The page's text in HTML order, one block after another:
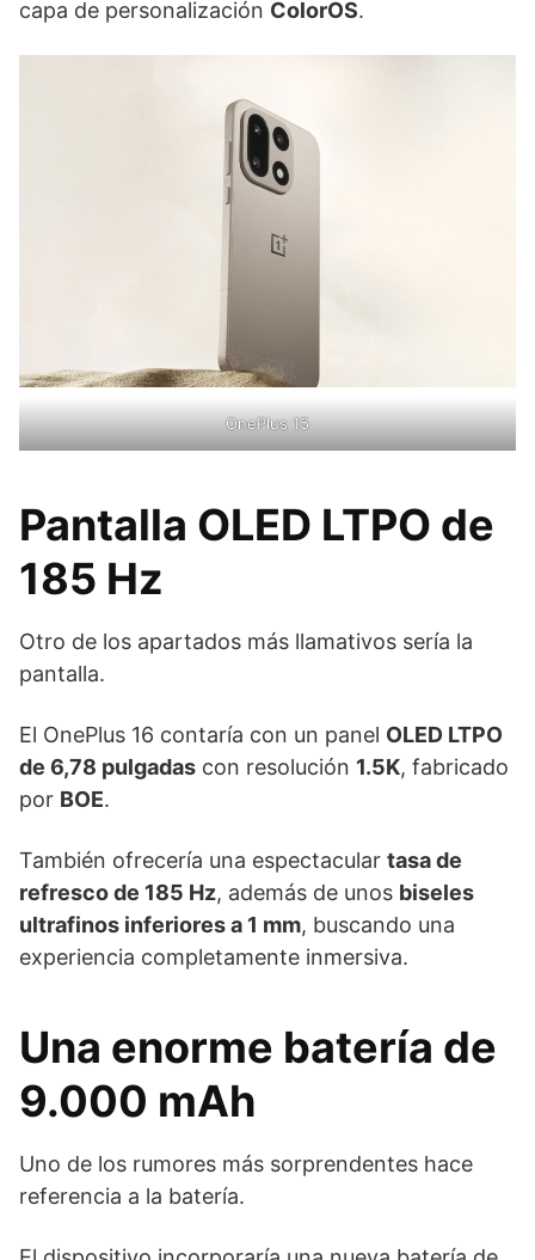
capa de personalización ColorOS.
OnePlus 15
Pantalla OLED LTPO de
185 Hz
Otro de los apartados más llamativos sería la
pantalla.
El OnePlus 16 contaría con un panel OLED LTPO
de 6,78 pulgadas con resolución 1.5K, fabricado
por BOE.
También ofrecería una espectacular tasa de
refresco de 185 Hz, además de unos biseles
ultrafinos inferiores a 1 mm, buscando una
experiencia completamente inmersiva.
Una enorme batería de
9.000 mAh
Uno de los rumores más sorprendentes hace
referencia a la batería.